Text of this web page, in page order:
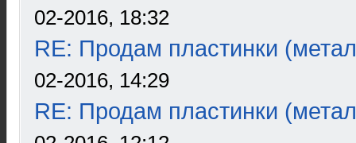
02-2016, 18:32
RE: Продам пластинки
02-2016, 14:29
RE: Продам пластинки